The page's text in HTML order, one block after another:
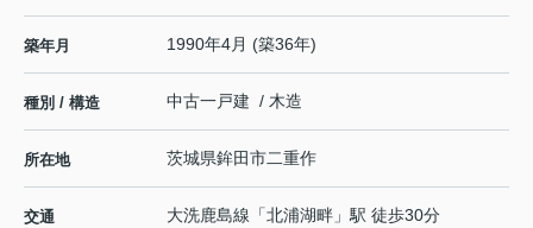
築年月 1990年4月 (築36年)
種別 / 構造 中古一戸建 / 木造
所在地 茨城県鉾田市二重作
交通 大洗鹿島線 「北浦湖畔 」駅 徒歩30分